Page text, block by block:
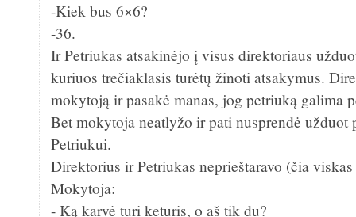
-Kiek bus 6×6?
-36.
Ir Petriukas atsakinėjo į visus direktoriaus
kuriuos trečiaklasis turėtų žinoti atsakymus.
mokytoją ir pasakė manas, jog petriuką galima
Bet mokytoja neatlyžo ir pati nusprendė užduot
Petriukui.
Direktorius ir Petriukas neprieštaravo (čia
Mokytoja:
- Ką karvė turi keturis, o aš tik du?